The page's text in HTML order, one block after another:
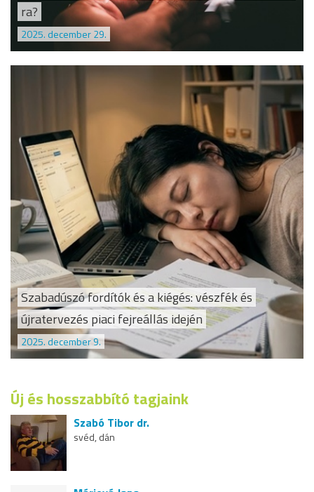
ra?
2025. december 29.
Szabadúszó fordítók és a kiégés: vészfék és
újratervezés piaci fejreállás idején
2025. december 9.
Új és hosszabbító tagjaink
Szabó Tibor dr.
svéd, dán